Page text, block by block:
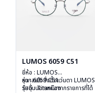
LUMOS 6059 C51
ยี่ห้อ : LUMOS
รุ่น : 6059 C51
วัสดุ : Titanium
หากสนใจสั่งชื้อแว่นตา LUMOS
รุ่นอื่นนอกเหนือจากรายการที่ได้